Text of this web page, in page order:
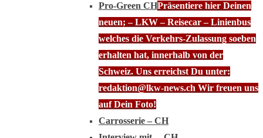
Pro-Green CHPräsentiere hier Deinen
neuen; – LKW – Reisecar – Linienbus
welches die Verkehrs-Zulassung soeben
erhalten hat, innerhalb von der
Schweiz. Uns erreichst Du unter:
redaktion@lkw-news.ch Wir freuen uns
auf Dein Foto!
Carrosserie – CH